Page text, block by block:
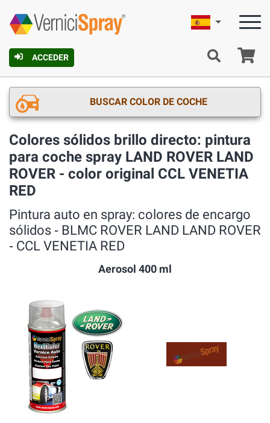
ACCEDER
Español
BUSCAR COLOR DE COCHE
Colores sólidos brillo directo: pintura
para coche spray LAND ROVER LAND
ROVER - color original CCL VENETIA
RED
Pintura auto en spray: colores de encargo
sólidos ‐ BLMC ROVER LAND LAND ROVER
‐ CCL VENETIA RED
Aerosol 400 ml